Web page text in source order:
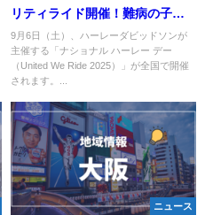
リティライド開催！難病の子ど
もたちを支援する「ナショナル
ハーレー デー」9月6日実施
9月6日（土）、ハーレーダビッドソンが
主催する「ナショナル ハーレー デー
（United We Ride 2025）」が全国で開催
されます。...
ニュース